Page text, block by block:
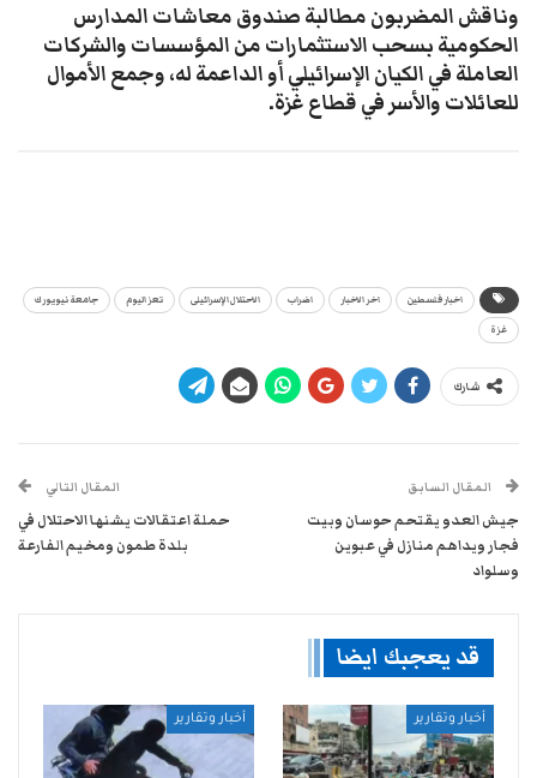
وناقش المضربون مطالبة صندوق معاشات المدارس
الحكومية بسحب الاستثمارات من المؤسسات والشركات
العاملة في الكيان الإسرائيلي أو الداعمة له، وجمع الأموال
للعائلات والأسر في قطاع غزة.
اخبار فلسطين اخر الاخبار اضراب الاحتلال الإسرائيلى تعز اليوم جامعة نيويورك
غزة
شارك
المقال السابق
جيش العدو يقتحم حوسان وبيت
فجار ويداهم منازل في عبوين
وسلواد
المقال التالي
حملة اعتقالات يشنها الاحتلال في
بلدة طمون ومخيم الفارعة
قد يعجبك ايضا
أخبار وتقارير أخبار وتقارير